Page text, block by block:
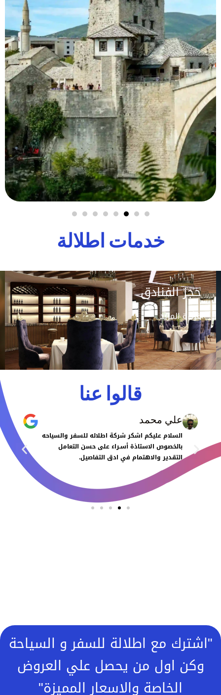
خدمات اطلالة
حجز الفنادق
قراءة المزيد
قالوا عنا
علي محمد
السلام عليكم اشكر شركة اطلاله للسفر والسياحه
بالخصوص الاستاذة أسـراء على حسن التعامل
التقدير والاهتمام في ادق التفاصيل.
"اشترك مع اطلالة للسفر و السياحة
وكن اول من يحصل علي العروض
الخاصة والاسعار المميزة"